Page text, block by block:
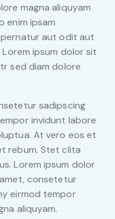
magna aliquyam
enim ipsam
aut odit aut
ipsum dolor sit
sed diam dolore
sadipscing
invidunt labore
At vero eos et
rebum. Stet clita
Lorem ipsum dolor
consetetur
eirmod tempor
aliquyam.